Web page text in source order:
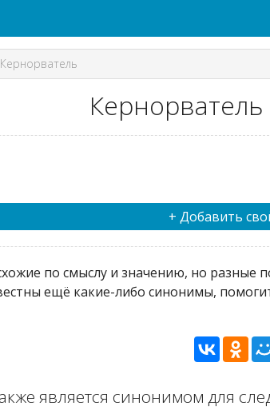
Кернорватель
+ Добавить
по смыслу и значению, но разные
ещё какие-либо синонимы,
является синонимом для